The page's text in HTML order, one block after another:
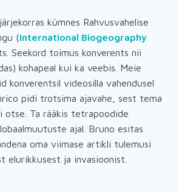
kümnes Rahvusvahelise
(International Biogeography
Seekord toimus konverents nii
kohapeal kui ka veebis. Meie
konverentsil videosilla vahendusel
pidi trotsima ajavahe, sest tema
otse. Ta rääkis tetrapoodide
ajal. Bruno esitas
oma viimase artikli tulemusi
elurikkusest ja invasioonist.